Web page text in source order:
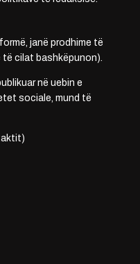
janë prodhime të
të cilat bashkëpunon).
në uebin e
sociale, mund të